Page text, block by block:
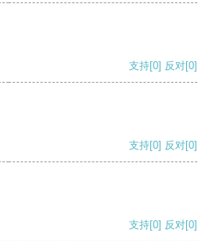
支持[0] 反对[0]
支持[0] 反对[0]
支持[0] 反对[0]